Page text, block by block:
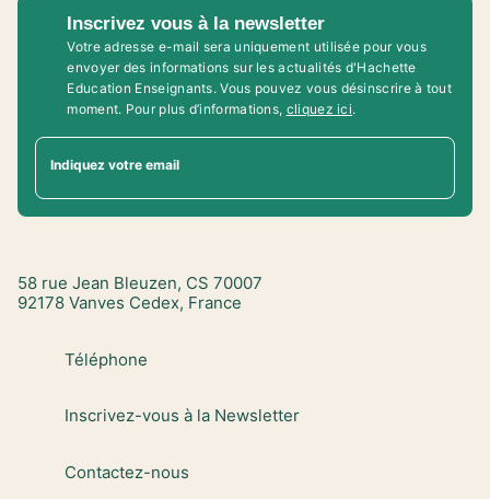
Inscrivez vous à la newsletter
Votre adresse e-mail sera uniquement utilisée pour vous
envoyer des informations sur les actualités d'Hachette
Education Enseignants. Vous pouvez vous désinscrire à tout
moment. Pour plus d’informations, cliquez ici.
Indiquez votre email
58 rue Jean Bleuzen, CS 70007
92178 Vanves Cedex, France
Téléphone
Inscrivez-vous à la Newsletter
Contactez-nous